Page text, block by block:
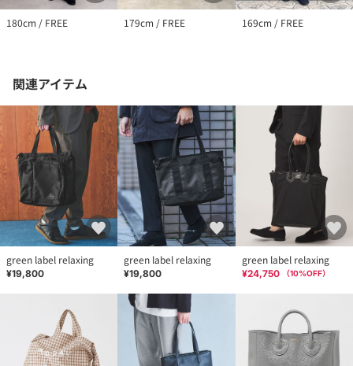
180cm / FREE 179cm / FREE 169cm / FREE
関連アイテム
green label relaxing
¥19,800
green label relaxing
¥19,800
green label relaxing
¥24,750 （10%OFF）